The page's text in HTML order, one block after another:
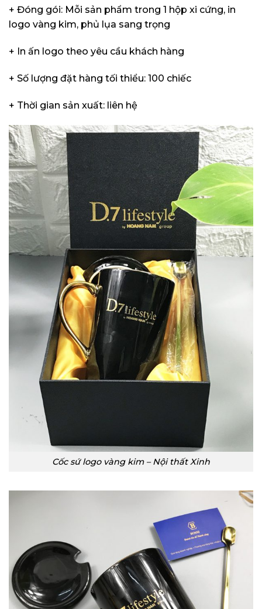
+ Đóng gói: Mỗi sản phẩm trong 1 hộp xi cứng, in
logo vàng kim, phủ lụa sang trọng
+ In ấn logo theo yêu cầu khách hàng
+ Số lượng đặt hàng tối thiểu: 100 chiếc
+ Thời gian sản xuất: liên hệ
Cốc sứ logo vàng kim – Nội thất Xinh